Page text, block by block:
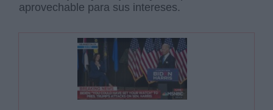
aprovechable para sus intereses.